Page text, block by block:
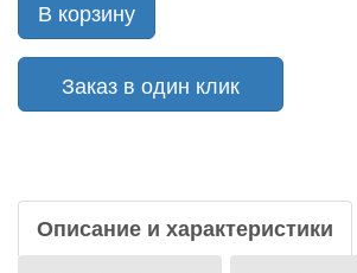
В корзину
Заказ в один клик
Описание и характеристики